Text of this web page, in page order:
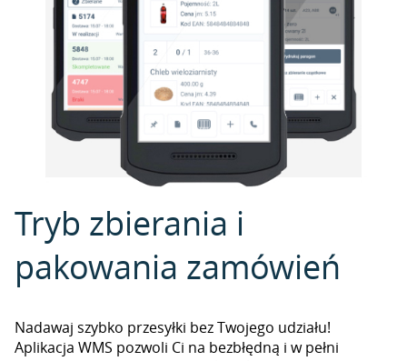
Tryb zbierania i
pakowania zamówień
Nadawaj szybko przesyłki bez Twojego udziału!
Aplikacja WMS pozwoli Ci na bezbłędną i w pełni